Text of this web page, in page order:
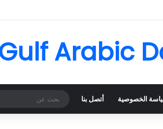
Arabic
الخصوصية أتصل بنا